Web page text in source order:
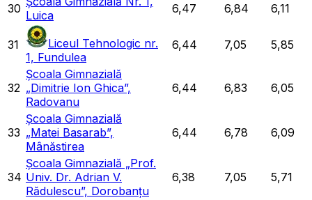
30 Luica
6,47 6,84 6,11
31
Liceul Tehnologic nr.
1, Fundulea
6,44 7,05 5,85
32
Școala Gimnazială
„Dimitrie Ion Ghica”,
Radovanu
6,44 6,83 6,05
33
Școala Gimnazială
„Matei Basarab”,
Mânăstirea
6,44 6,78 6,09
34
Școala Gimnazială „Prof.
Univ. Dr. Adrian V.
Rădulescu”, Dorobanțu
6,38 7,05 5,71